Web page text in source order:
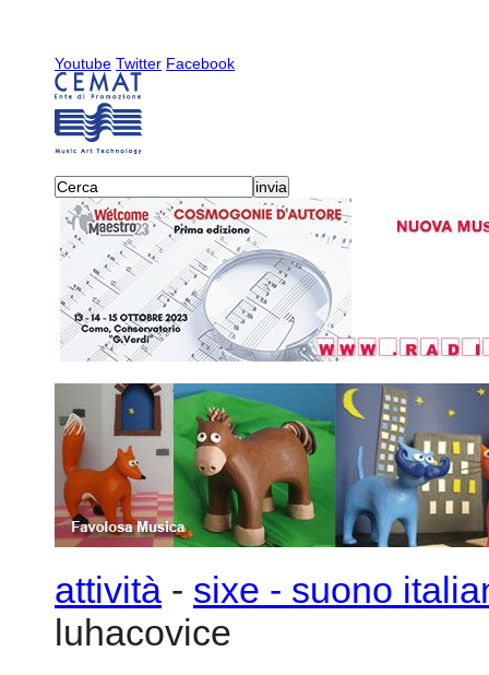
Youtube Twitter Facebook
attività - sixe - suono
luhacovice